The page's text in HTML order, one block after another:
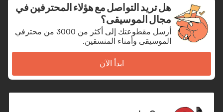
هل تريد التواصل مع هؤلاء المحترفين في
مجال الموسيقى؟
أرسل مقطوعتك إلى أكثر من 3000 من محترفي
الموسيقى وأمناء المنسقين.
ابدأ الآن